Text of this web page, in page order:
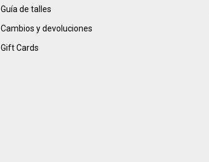
Guía de talles
Cambios y devoluciones
Gift Cards